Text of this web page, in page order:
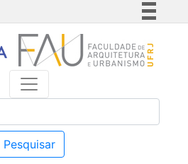
Simplifique!
Comunica BR
Acesso à informação
Pesquisar